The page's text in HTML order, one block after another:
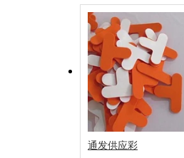
通发供应彩